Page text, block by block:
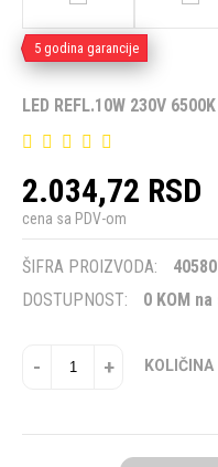
5 godina garancije
LED REFL.10W 230V
2.034,72 RSD
cena sa PDV-om
ŠIFRA PROIZVODA:
DOSTUPNOST:
0 KOM
- + KOLIČINA